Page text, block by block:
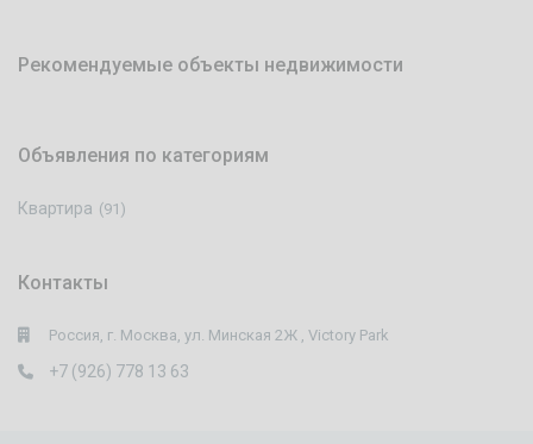
Рекомендуемые объекты недвижимости
Объявления по категориям
Квартира (91)
Контакты
Россия, г. Москва, ул. Минская 2Ж , Victory Park
+7 (926) 778 13 63